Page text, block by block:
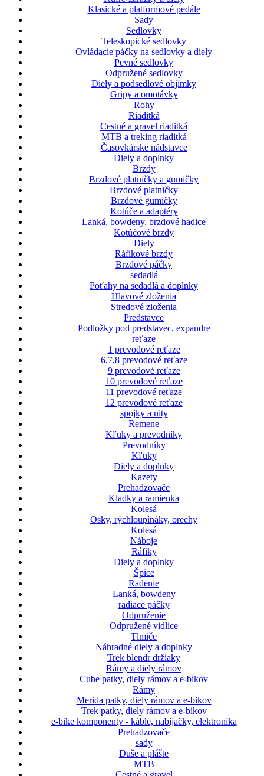
Klasické a platformové pedále
Sady
Sedlovky
Teleskopické sedlovky
Ovládacie páčky na sedlovky a diely
Pevné sedlovky
Odpružené sedlovky
Diely a podsedlové objímky
Gripy a omotávky
Rohy
Riaditká
Cestné a gravel riaditká
MTB a treking riaditká
Časovkárske nádstavce
Diely a doplnky
Brzdy
Brzdové platničky a gumičky
Brzdové platničky
Brzdové gumičky
Kotúče a adaptéry
Lanká, bowdeny, brzdové hadice
Kotúčové brzdy
Diely
Ráfikové brzdy
Brzdové páčky
sedadlá
Poťahy na sedadlá a doplnky
Hlavové zloženia
Stredové zloženia
Predstavce
Podložky pod predstavec, expandre
reťaze
1 prevodové reťaze
6,7,8 prevodové reťaze
9 prevodové reťaze
10 prevodové reťaze
11 prevodové reťaze
12 prevodové reťaze
spojky a nity
Remene
Kľuky a prevodníky
Prevodníky
Kľuky
Diely a doplnky
Kazety
Prehadzovače
Kladky a ramienka
Kolesá
Osky, rýchloupínáky, orechy
Kolesá
Náboje
Ráfiky
Diely a doplnky
Špice
Radenie
Lanká, bowdeny
radiace páčky
Odpruženie
Odpružené vidlice
Tlmiče
Náhradné diely a doplnky
Trek blendr držiaky
Rámy a diely rámov
Cube patky, diely rámov a e-bikov
Rámy
Merida patky, diely rámov a e-bikov
Trek patky, diely rámov a e-bikov
e-bike komponenty - káble, nabíjačky, elektronika
Prehadzovače
sady
Duše a plášte
MTB